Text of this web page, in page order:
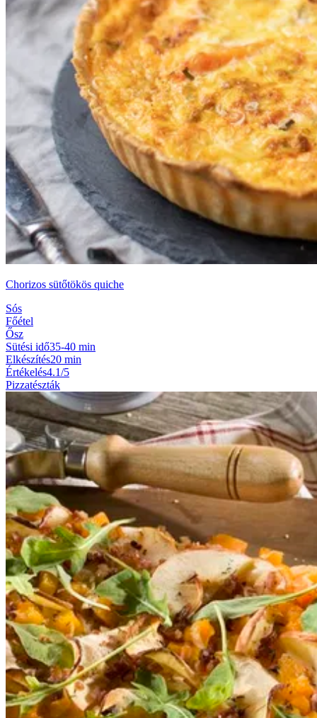
Chorizos sütőtökös quiche
Sós
Főétel
Ősz
Sütési idő35-40 min
Elkészítés20 min
Értékelés4.1/5
Pizzatészták